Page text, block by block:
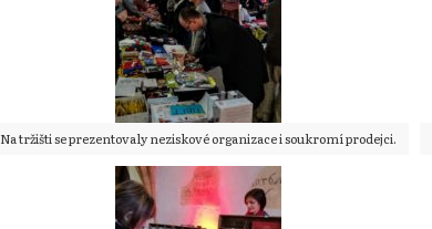
Na tržišti se prezentovaly neziskové organizace i soukromí prodejci.